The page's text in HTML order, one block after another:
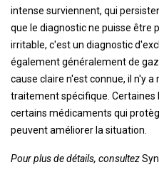
intense surviennent, qui
que le diagnostic ne puisse être
irritable, c'est un diagnostic
également généralement de
cause claire n'est connue, il n'y
traitement spécifique.
certains médicaments qui
peuvent améliorer la situation.
Pour plus de détails, consultez